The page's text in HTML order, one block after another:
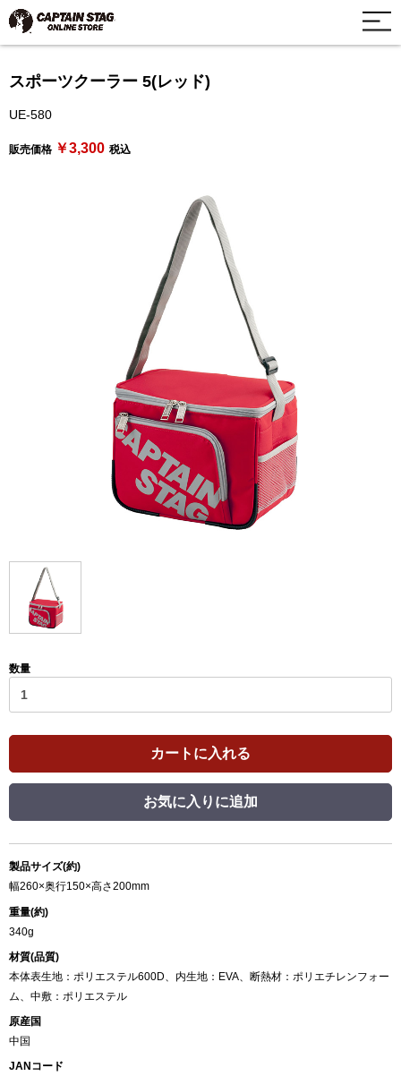
スポーツクーラー 5(レッド)
UE-580
販売価格 ￥3,300 税込
数量
カートに入れる
お気に入りに追加
製品サイズ(約)
幅260×奥行150×高さ200mm
重量(約)
340g
材質(品質)
本体表生地：ポリエステル600D、内生地：EVA、断熱材：ポリエチレンフォー
ム、中敷：ポリエステル
原産国
中国
JANコード